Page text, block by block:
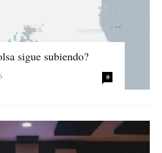
sigue subiendo?
0